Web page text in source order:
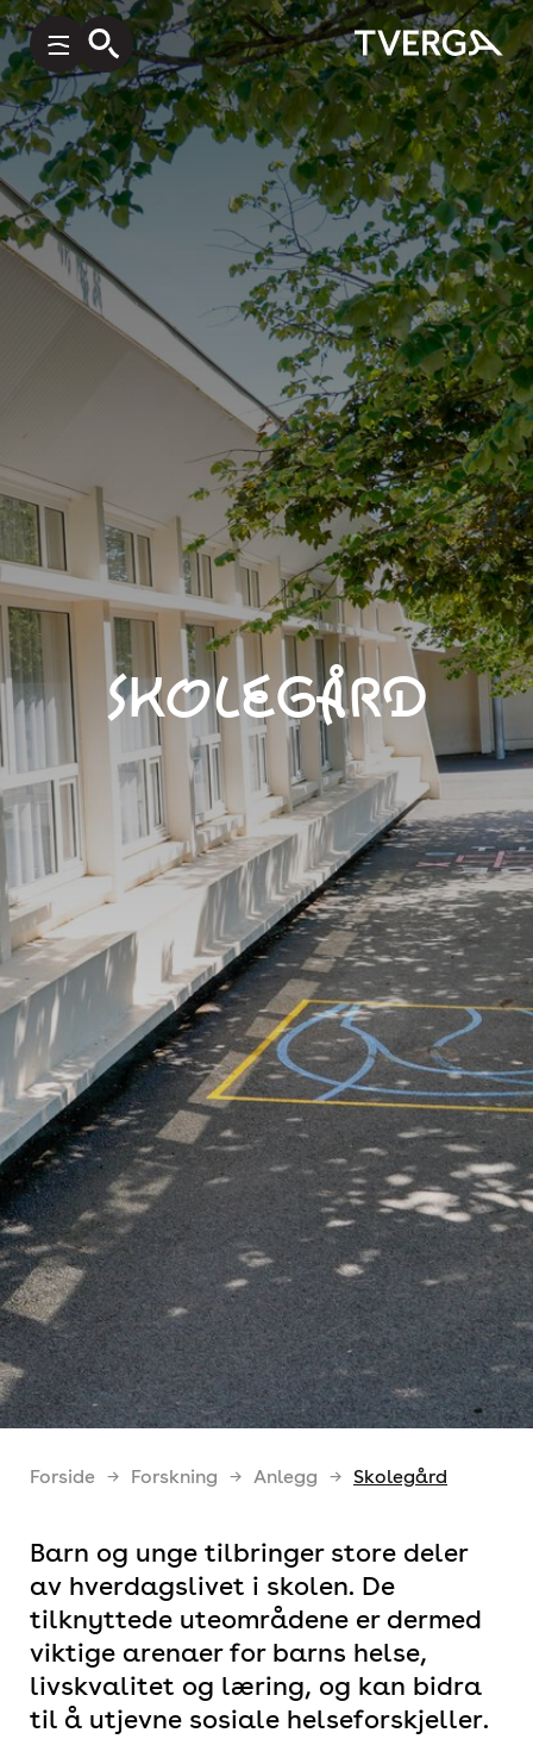
Skolegård
Forside Forskning Anlegg Skolegård
Barn og unge tilbringer store deler
av hverdagslivet i skolen. De
tilknyttede uteområdene er dermed
viktige arenaer for barns helse,
livskvalitet og læring, og kan bidra
til å utjevne sosiale helseforskjeller.